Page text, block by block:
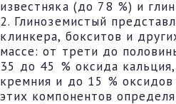
известняка (до 78 %) и
2. Глиноземистый
клинкера, бокситов и
массе: от трети до
35 до 45 % оксида
кремния и до 15 %
этих компонентов